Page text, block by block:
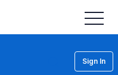
Sign In